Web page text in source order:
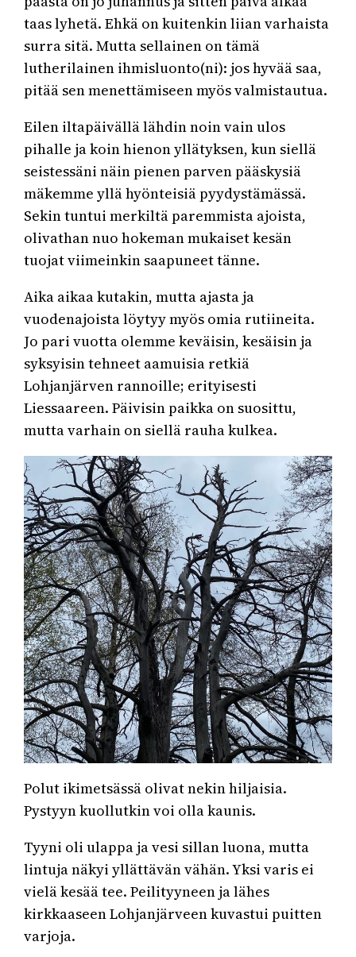
taas lyhetä. Ehkä on kuitenkin liian varhaista
surra sitä. Mutta sellainen on tämä
lutherilainen ihmisluonto(ni): jos hyvää saa,
pitää sen menettämiseen myös valmistautua.
Eilen iltapäivällä lähdin noin vain ulos
pihalle ja koin hienon yllätyksen, kun siellä
seistessäni näin pienen parven pääskysiä
mäkemme yllä hyönteisiä pyydystämässä.
Sekin tuntui merkiltä paremmista ajoista,
olivathan nuo hokeman mukaiset kesän
tuojat viimeinkin saapuneet tänne.
Aika aikaa kutakin, mutta ajasta ja
vuodenajoista löytyy myös omia rutiineita.
Jo pari vuotta olemme keväisin, kesäisin ja
syksyisin tehneet aamuisia retkiä
Lohjanjärven rannoille; erityisesti
Liessaareen. Päivisin paikka on suosittu,
mutta varhain on siellä rauha kulkea.
Polut ikimetsässä olivat nekin hiljaisia.
Pystyyn kuollutkin voi olla kaunis.
Tyyni oli ulappa ja vesi sillan luona, mutta
lintuja näkyi yllättävän vähän. Yksi varis ei
vielä kesää tee. Peilityyneen ja lähes
kirkkaaseen Lohjanjärveen kuvastui puitten
varjoja.